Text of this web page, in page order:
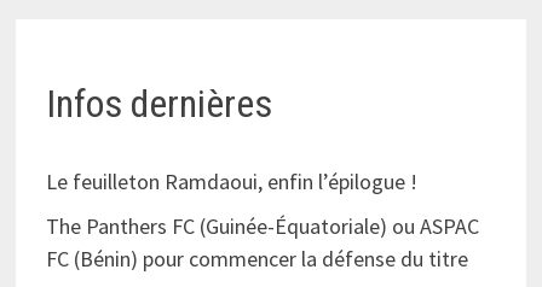
Infos dernières
Le feuilleton Ramdaoui, enfin l’épilogue !
The Panthers FC (Guinée-Équatoriale) ou ASPAC
FC (Bénin) pour commencer la défense du titre